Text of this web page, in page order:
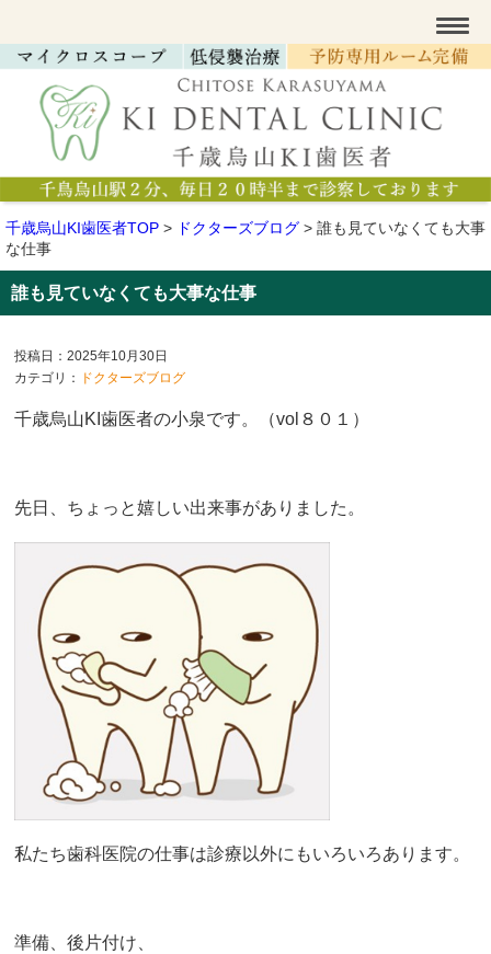
千歳烏山KI歯医者TOP > ドクターズブログ > 誰も見ていなくても大事
な仕事
誰も見ていなくても大事な仕事
投稿日：2025年10月30日
カテゴリ：
ドクターズブログ
千歳烏山KI歯医者の小泉です。（vol８０１ ）
先日、ちょっと嬉しい出来事がありました。
私たち歯科医院の仕事は診療以外にもいろいろあります。
準備、後片付け、